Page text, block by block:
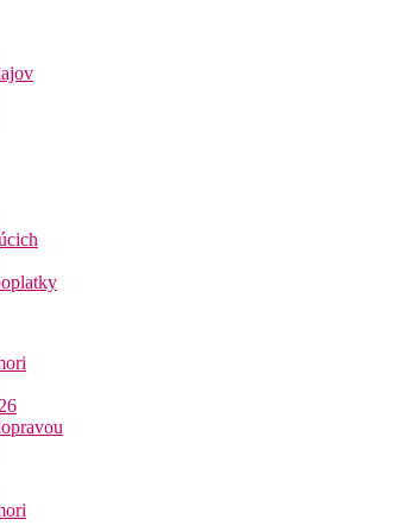
vlasov)
je uvedené inak, všetky izby majú vyššie uvedené
výhľad na more:
dovolenkového asistenta, fľaša vína na